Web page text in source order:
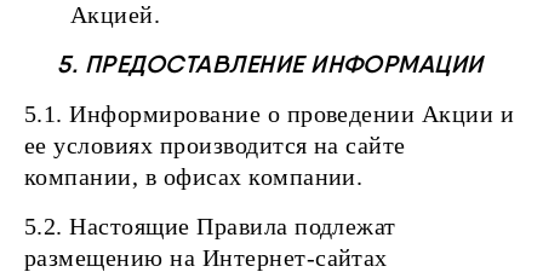
Акцией.
5. ПРЕДОСТАВЛЕНИЕ ИНФОРМАЦИИ
5.1. Информирование о проведении Акции и
ее условиях производится на сайте
компании, в офисах компании.
5.2. Настоящие Правила подлежат
размещению на Интернет-сайтах